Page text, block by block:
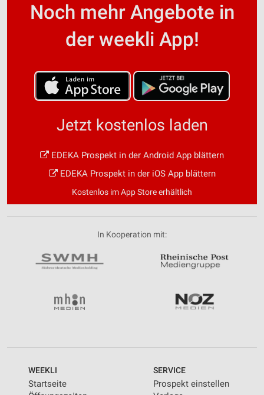
Noch mehr Angebote in
der weekli App!
Jetzt kostenlos laden
EDEKA Prospekt in der Android App blättern
EDEKA Prospekt in der iOS App blättern
Kostenlos im App Store erhältlich
In Kooperation mit:
WEEKLI
Startseite
SERVICE
Prospekt einstellen